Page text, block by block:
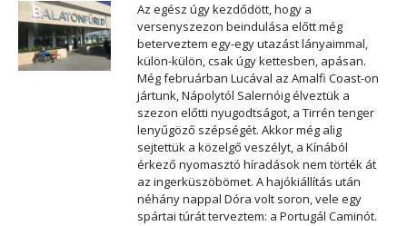
Az egész úgy kezdődött, hogy a
versenyszezon beindulása előtt még
beterveztem egy-egy utazást lányaimmal,
külön-külön, csak úgy kettesben, apásan.
Még februárban Lucával az Amalfi Coast-on
jártunk, Nápolytól Salernóig élveztük a
szezon előtti nyugodtságot, a Tirrén tenger
lenyűgöző szépségét. Akkor még alig
sejtettük a közelgő veszélyt, a Kínából
érkező nyomasztó híradások nem törték át
az ingerküszöbömet. A hajókiállítás után
néhány nappal Dóra volt soron, vele egy
spártai túrát terveztem: a Portugál Caminót.